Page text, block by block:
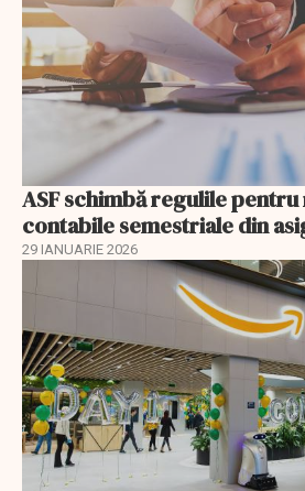
ASF schimbă regulile
contabile semestriale din
29 IANUARIE 2026